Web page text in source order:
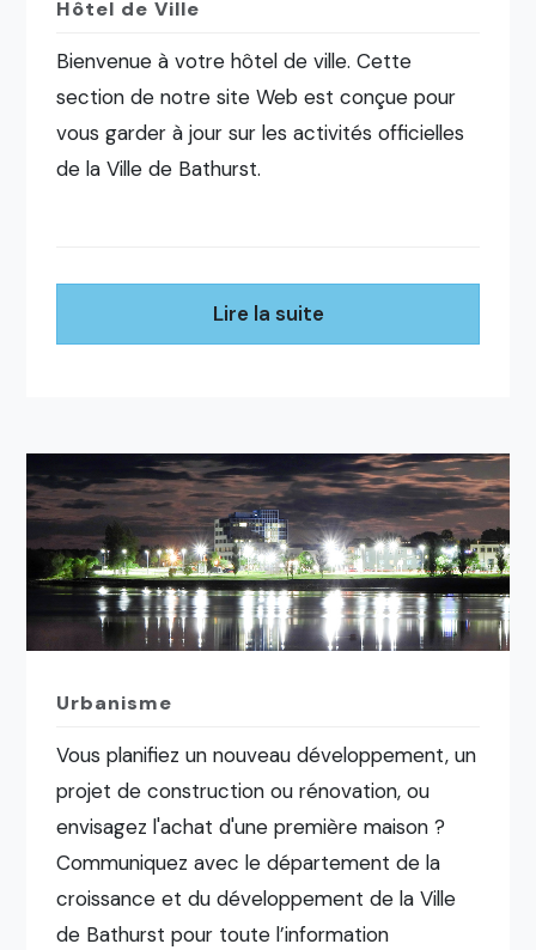
Hôtel de Ville
Bienvenue à votre hôtel de ville. Cette
section de notre site Web est conçue pour
vous garder à jour sur les activités officielles
de la Ville de Bathurst.
Lire la suite
Urbanisme
Vous planifiez un nouveau développement, un
projet de construction ou rénovation, ou
envisagez l'achat d'une première maison ?
Communiquez avec le département de la
croissance et du développement de la Ville
de Bathurst pour toute l’information